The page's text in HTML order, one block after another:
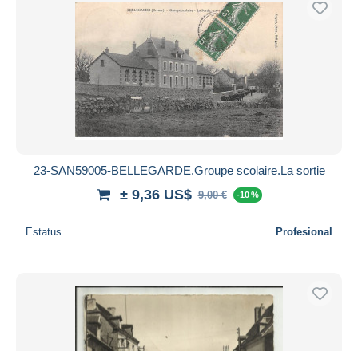
23-SAN59005-BELLEGARDE.Groupe scolaire.La sortie
± 9,36 US$ 9,00 € -10 %
Estatus Profesional